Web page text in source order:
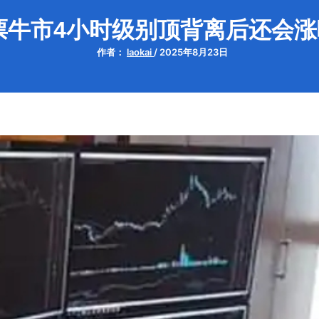
牛市4小时级别顶背离后还会
作者： laokai / 2025年8月23日